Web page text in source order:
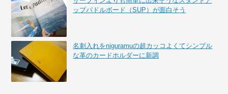
ップパドルボード（SUP）が面白そう
名刺入れをniguramuの超カッコよくてシンプル
な革のカードホルダーに新調